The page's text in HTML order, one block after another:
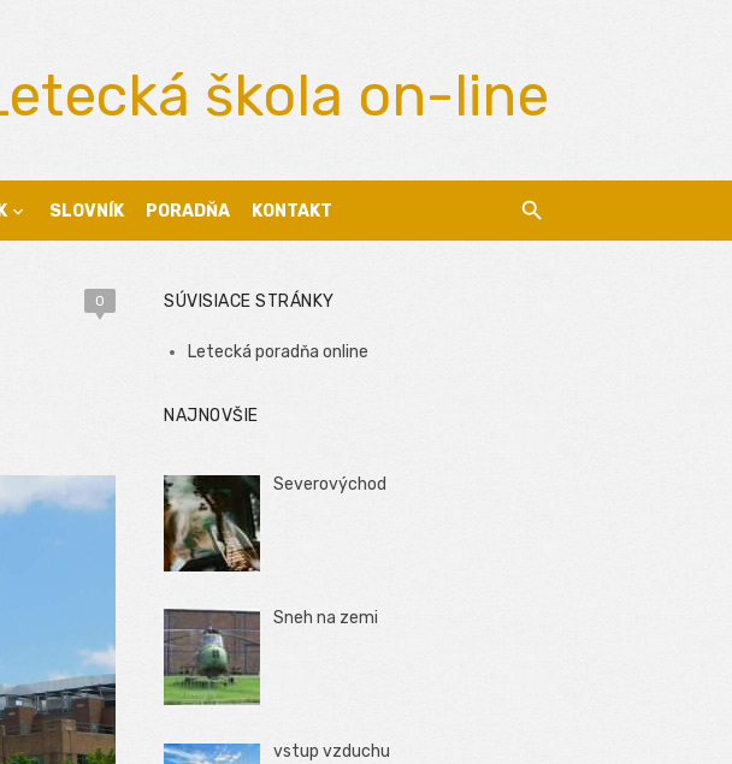
škola on-line
SLOVNÍK PORADŇA KONTAKT
0 SÚVISIACE STRÁNKY
Letecká poradňa online
NAJNOVŠIE
Severovýchod
Sneh na zemi
vstup vzduchu